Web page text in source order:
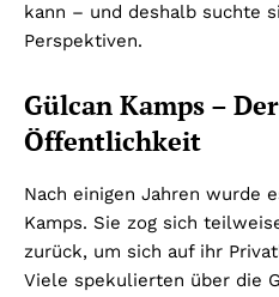
kann – und deshalb suchte
Perspektiven.
Gülcan Kamps –
Öffentlichkeit
Nach einigen Jahren wurde
Kamps. Sie zog sich
zurück, um sich auf ihr
Viele spekulierten über die